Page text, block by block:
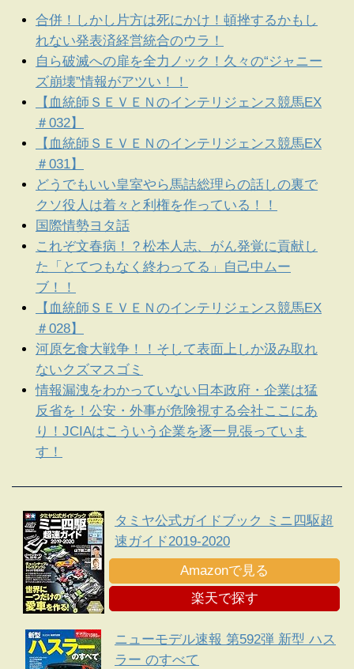
合併！しかし片方は死にかけ！頓挫するかもし
れない発表済経営統合のウラ！
自ら破滅への扉を全力ノック！久々の“ジャニー
ズ崩壊”情報がアツい！！
【血統師ＳＥＶＥＮのインテリジェンス競馬EX
＃032】
【血統師ＳＥＶＥＮのインテリジェンス競馬EX
＃031】
どうでもいい皇室やら馬詰総理らの話しの裏で
クソ役人は着々と利権を作っている！！
国際情勢ヨタ話
これぞ文春病！？松本人志、がん発覚に貢献し
た「とてつもなく終わってる」自己中ムー
ブ！！
【血統師ＳＥＶＥＮのインテリジェンス競馬EX
＃028】
河原乞食大戦争！！そして表面上しか汲み取れ
ないクズマスゴミ
情報漏洩をわかっていない日本政府・企業は猛
反省を！公安・外事が危険視する会社ここにあ
り！JCIAはこういう企業を逐一見張っていま
す！
タミヤ公式ガイドブック ミニ四駆超
速ガイド2019-2020
Amazonで見る
楽天で探す
ニューモデル速報 第592弾 新型 ハス
ラー のすべて